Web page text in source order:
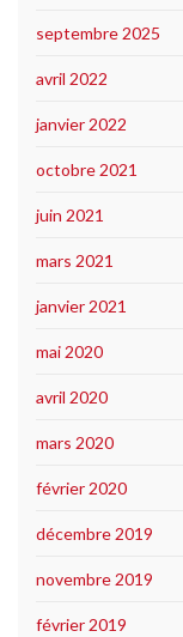
septembre 2025
avril 2022
janvier 2022
octobre 2021
juin 2021
mars 2021
janvier 2021
mai 2020
avril 2020
mars 2020
février 2020
décembre 2019
novembre 2019
février 2019